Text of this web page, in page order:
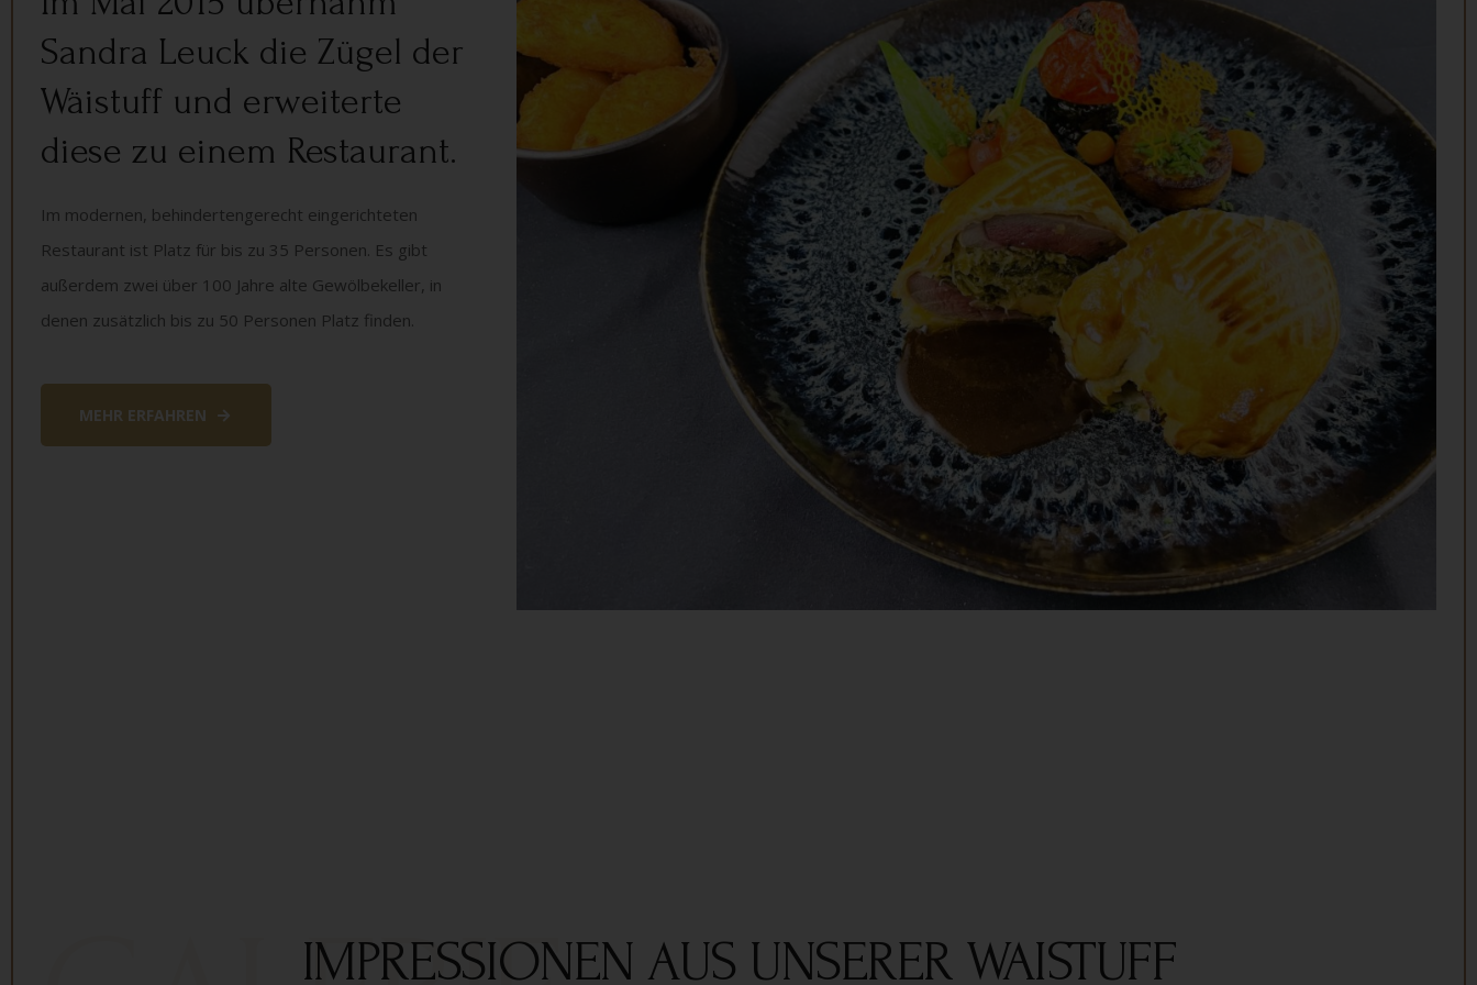
Sandra Leuck die Zügel der
Wäistuff und erweiterte
diese zu einem Restaurant.
Im modernen, behindertengerecht eingerichteten
Restaurant ist Platz für bis zu 35 Personen. Es gibt
außerdem zwei über 100 Jahre alte Gewölbekeller, in
denen zusätzlich bis zu 50 Personen Platz finden.
MEHR ERFAHREN
IMPRESSIONEN AUS UNSERER WAISTUFF